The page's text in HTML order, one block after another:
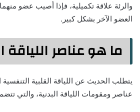
والرئة علاقة تكميلية، فإذا أصيب عضو
العضو الآخر بشكل كبير.
ما هو عناصر اللياقة
يتطلب الحديث عن اللياقة القلبية التنفسية
عناصر ومقومات اللياقة البدنية، والتي